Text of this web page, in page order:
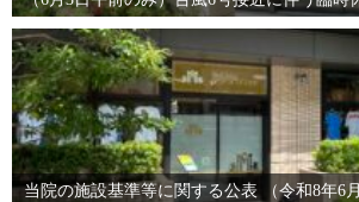
当院の施設基準等に関する公表 （令和8年6